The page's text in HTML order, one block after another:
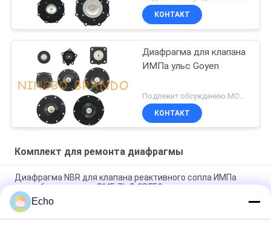
КОНТАКТ
Диафрагма для клапана
ИМПа ульс Goyen
Подлежит обсуждению MOQ:1 набор
КОНТАКТ
Комплект для ремонта диафрагмы
Диафрагма NBR для клапана реактивного сопла ИМПа
ульс сборника пыли DMF-ZL-B SBFEC
Диафрагма на клапан реактивного сопла 3/4" ИМПа ульс
BFEC DMF-Z-20 DMF-ZM-20
Echo